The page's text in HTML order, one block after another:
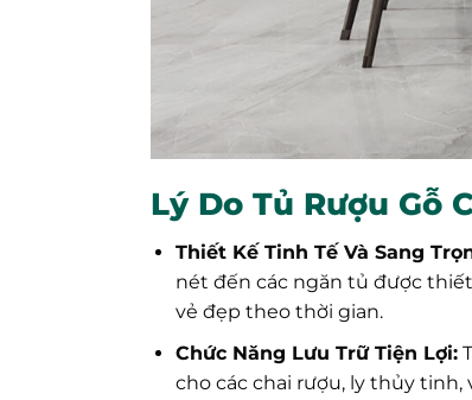
Lý Do Tủ Rượu Gỗ
Thiết Kế Tinh Tế Và Sang
nét đến các ngăn tủ được
vẻ đẹp theo thời gian.
Chức Năng Lưu Trữ Tiện Lợi:
cho các chai rượu, ly thủy